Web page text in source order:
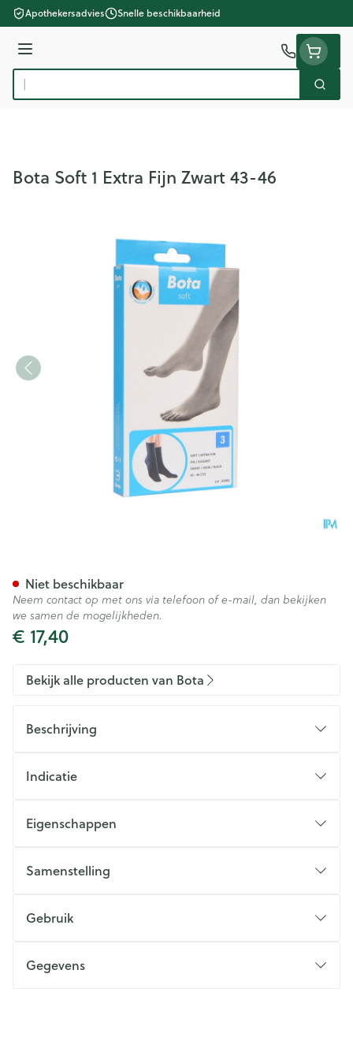
Ga naar de inhoud
Apothekersadvies Snelle beschikbaarheid
Menu
Product, merk, categorie...
Zoek
Bota Soft 1 Extra Fijn Zwart 43-46
€ 17,40
Niet beschikbaar
Neem contact op met ons via telefoon of e-mail, dan bekijken
we samen de mogelijkheden.
Bekijk alle producten van Bota
Beschrijving
Indicatie
Eigenschappen
Samenstelling
Gebruik
Gegevens